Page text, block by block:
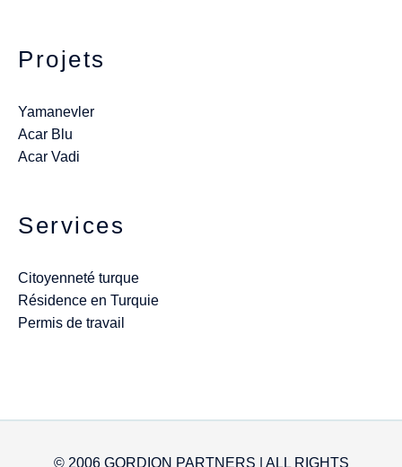
Projets
Yamanevler
Acar Blu
Acar Vadi
Services
Citoyenneté turque
Résidence en Turquie
Permis de travail
© 2006 GORDION PARTNERS | ALL RIGHTS